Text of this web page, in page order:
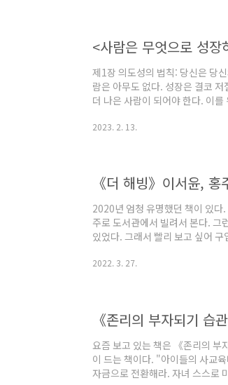
<사람은 무엇으로 성
제1장 의도성의 법칙: 당신은 당
람은 아무도 없다. 성장은 결코
더 나은 사람이 되어야 한다. 이
으면 지금 당장 하자! 제2장 인지
2023. 2. 13.
《더 해빙》이서윤, 홍
2020년 엄청 유명했던 책이 있다
주로 도서관에서 빌려서 본다. 그
있었다. 그래서 빨리 보고 싶어
하면 일이 잘 풀리게 된다. 이 책
2022. 3. 27.
《존리의 부자되기 습
요즘 보고 있는 책은 《존리의 부
이 드는 책이다. "아이들의 사교
자금으로 전환해라. 자녀 스스로